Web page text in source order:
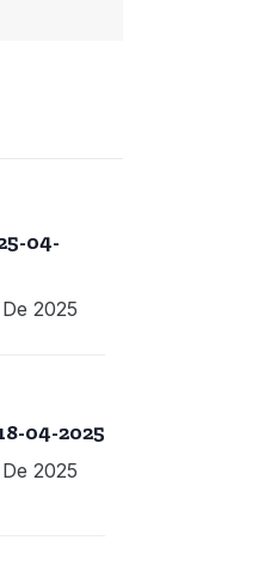
04-
2025
04-2025
2025